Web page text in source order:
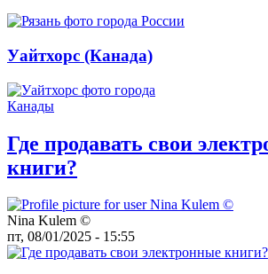
Уайтхорс (Канада)
Где продавать свои
книги?
Nina Kulem ©️
пт, 08/01/2025 - 15:55